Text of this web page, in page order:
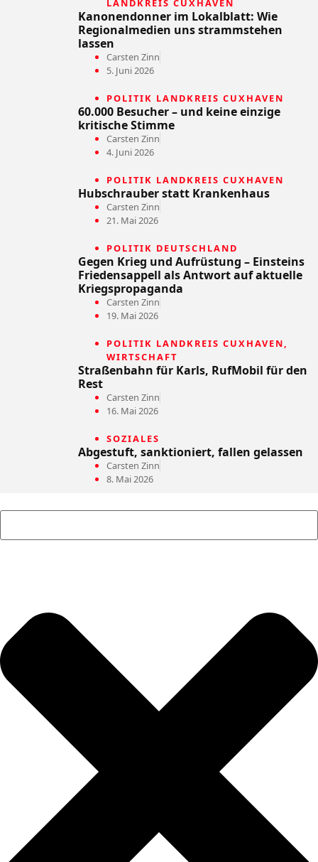
LANDKREIS CUXHAVEN
Kanonendonner im Lokalblatt: Wie
Regionalmedien uns strammstehen
lassen
Carsten Zinn
5. Juni 2026
POLITIK LANDKREIS CUXHAVEN
60.000 Besucher – und keine einzige
kritische Stimme
Carsten Zinn
4. Juni 2026
POLITIK LANDKREIS CUXHAVEN
Hubschrauber statt Krankenhaus
Carsten Zinn
21. Mai 2026
POLITIK DEUTSCHLAND
Gegen Krieg und Aufrüstung – Einsteins
Friedensappell als Antwort auf aktuelle
Kriegspropaganda
Carsten Zinn
19. Mai 2026
POLITIK LANDKREIS CUXHAVEN,
WIRTSCHAFT
Straßenbahn für Karls, RufMobil für den
Rest
Carsten Zinn
16. Mai 2026
SOZIALES
Abgestuft, sanktioniert, fallen gelassen
Carsten Zinn
8. Mai 2026